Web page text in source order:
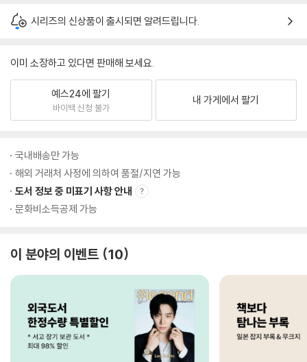
시리즈의 신상품이 출시되면 알려드립니다.
이미 소장하고 있다면 판매해 보세요.
예스24에 팔기
바이백 신청 불가
내 가게에서 팔기
국내배송만 가능
해외 거래처 사정에 의하여 품절/지연 가능
도서 정보 중 미표기 사항 안내
문화비소득공제 가능
이 분야의 이벤트 10